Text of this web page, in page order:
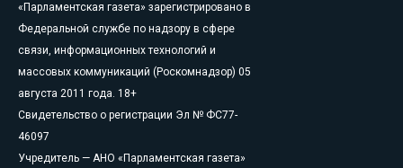
«Парламентская газета» зарегистрировано в
Федеральной службе по надзору в сфере
связи, информационных технологий и
массовых коммуникаций (Роскомнадзор) 05
августа 2011 года. 18+
Свидетельство о регистрации Эл № ФС77-
46097
Учредитель — АНО «Парламентская газета»